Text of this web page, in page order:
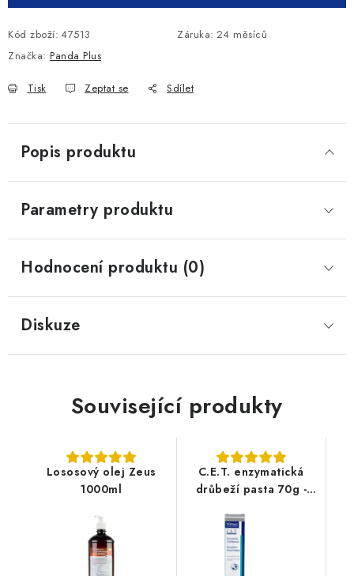
Kód zboží: 47513 Záruka: 24 měsíců
Značka: Panda Plus
Tisk Zeptat se Sdílet
Popis produktu
Parametry produktu
Hodnocení produktu (0)
Diskuze
Související produkty
Lososový olej Zeus
1000ml
C.E.T. enzymatická
drůbeží pasta 70g -